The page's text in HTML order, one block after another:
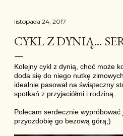
listopada 24, 2017
CYKL Z DYNIĄ...
Kolejny cykl z dynią, choć może
doda się do niego nutkę
idealnie pasował na świąteczny
spotkań z przyjaciółmi i rodziną.
Polecam serdecznie
przyozdobię go bezową górą;)